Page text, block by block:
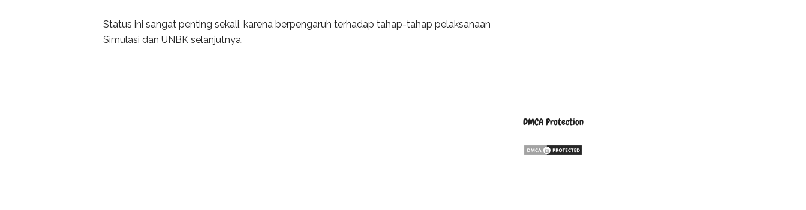
Status ini sangat penting sekali, karena berpengaruh terhadap tahap-tahap pelaksanaan
Simulasi dan UNBK selanjutnya.
DMCA Protection